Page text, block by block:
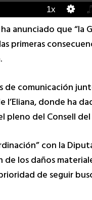
anunciado que
de comunicación
donde ha
pleno del Consell
con la
de los daños
de seguir